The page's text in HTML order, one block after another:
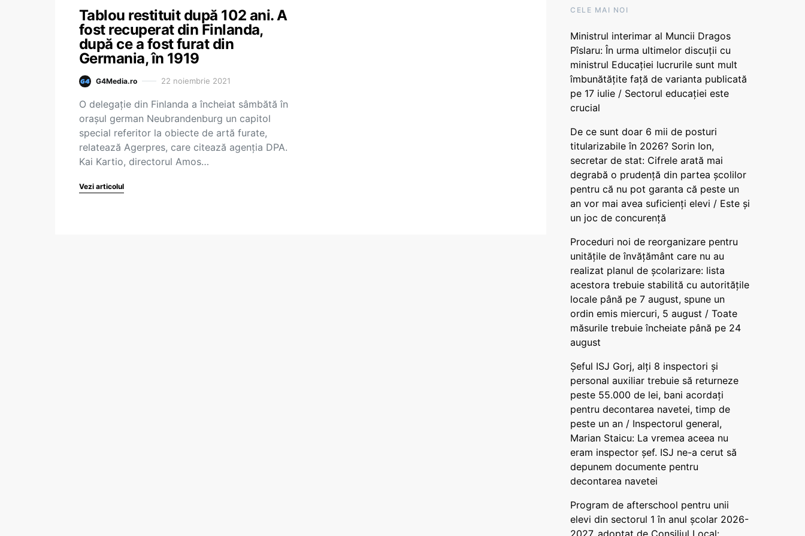
Tablou restituit după 102 ani. A
fost recuperat din Finlanda,
după ce a fost furat din
Germania, în 1919
G4Media.ro 22 noiembrie 2021
O delegaţie din Finlanda a încheiat sâmbătă în
oraşul german Neubrandenburg un capitol
special referitor la obiecte de artă furate,
relatează Agerpres, care citează agenţia DPA.
Kai Kartio, directorul Amos…
Vezi articolul
CELE MAI NOI
Ministrul interimar al Muncii Dragos
Pîslaru: În urma ultimelor discuții cu
ministrul Educației lucrurile sunt mult
îmbunătățite față de varianta publicată
pe 17 iulie / Sectorul educației este
crucial
De ce sunt doar 6 mii de posturi
titularizabile în 2026? Sorin Ion,
secretar de stat: Cifrele arată mai
degrabă o prudență din partea școlilor
pentru că nu pot garanta că peste un
an vor mai avea suficienți elevi / Este și
un joc de concurență
Proceduri noi de reorganizare pentru
unitățile de învățământ care nu au
realizat planul de școlarizare: lista
acestora trebuie stabilită cu autoritățile
locale până pe 7 august, spune un
ordin emis miercuri, 5 august / Toate
măsurile trebuie încheiate până pe 24
august
Șeful ISJ Gorj, alți 8 inspectori și
personal auxiliar trebuie să returneze
peste 55.000 de lei, bani acordați
pentru decontarea navetei, timp de
peste un an / Inspectorul general,
Marian Staicu: La vremea aceea nu
eram inspector șef. ISJ ne-a cerut să
depunem documente pentru
decontarea navetei
Program de afterschool pentru unii
elevi din sectorul 1 în anul școlar 2026-
2027, adoptat de Consiliul Local: